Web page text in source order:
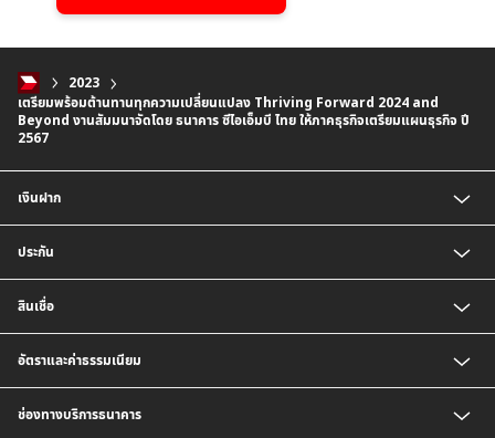
2023
เตรียมพร้อมต้านทานทุกความเปลี่ยนแปลง Thriving Forward 2024 and
Beyond งานสัมมนาจัดโดย ธนาคาร ซีไอเอ็มบี ไทย ให้ภาคธุรกิจเตรียมแผนธุรกิจ ปี
2567
เงินฝาก
บัญชีเงินฝากประจำ
บัญชีเงินฝากกระแสรายวัน
บัญชีเงินฝากเงินตราต่างประเทศ
ตารางเปรียบเทียบผลิตภัณฑ์
ประกัน
ประกันวินาศภัย
สินเชื่อ
สินเชื่อบ้าน
สินเชื่อบ้านแลกเงินและสินเชื่ออเนกประสงค์
อัตราและค่าธรรมเนียม
อัตราดอกเบี้ยเงินฝาก
ช่องทางบริการธนาคาร